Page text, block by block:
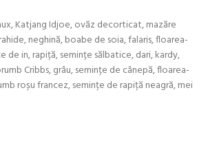
Katjang Idjoe, ovăz decorticat, mazăre
neghină, boabe de soia, falaris, floarea-
de in, rapiță, semințe sălbatice, dari, kardy,
Cribbs, grâu, semințe de cânepă, floarea-
roșu francez, semințe de rapiță neagră, mei